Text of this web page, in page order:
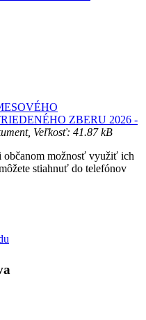
ZBERU 2026 -
Veľkosť: 41.87 kB
občanom možnosť využiť ich
stiahnuť do telefónov